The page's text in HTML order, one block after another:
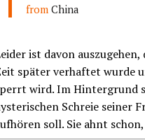
fromChina
ist davon
später verhaftet wurde
wird. Im Hintergrund
Schreie seiner
soll. Sie ahnt